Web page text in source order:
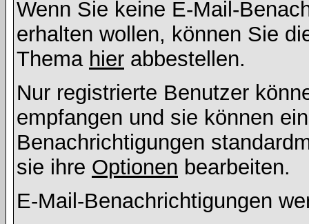
Wenn Sie keine E-Mail-
erhalten wollen, können Sie
Thema hier abbestellen.
Nur registrierte Benutzer
empfangen und sie können
Benachrichtigungen
sie ihre Optionen bearbeiten.
E-Mail-Benachrichtigungen